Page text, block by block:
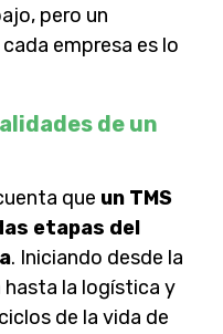
pero un
empresa es lo
de un
que un TMS
etapas del
. Iniciando desde la
la logística y
de la vida de